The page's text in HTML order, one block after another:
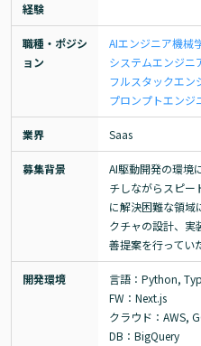
経験
職種・ポジシ
ョン
AIエンジニア機械
システムエンジニ
フルスタックエン
プロンプトエンジ
業界 Saas
募集背景
AI駆動開発の環境
チしながらスピー
に解決困難な領域
クチャの設計、実
善提案を行ってい
開発環境
言語：Python,
FW：Next.js
クラウド：AWS,
DB：BigQuery